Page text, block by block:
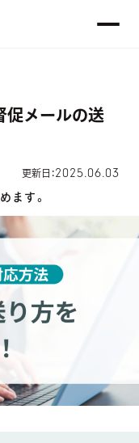
促メールの送
更新日：2025.06.03
ます。